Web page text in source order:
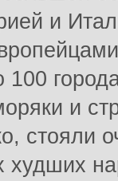
и
100
и
стояли
худших